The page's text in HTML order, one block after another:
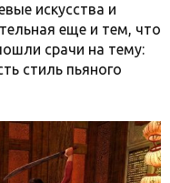
искусства и
еще и тем, что
срачи на тему:
стиль пьяного